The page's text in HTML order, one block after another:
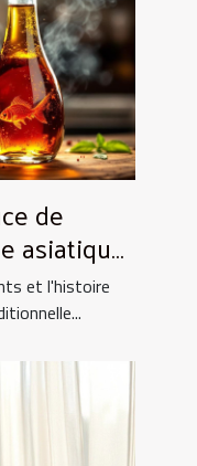
de
asiatique
et l'histoire